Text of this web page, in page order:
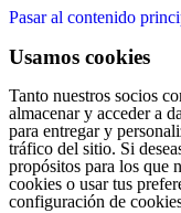
Pasar al contenido
Usamos cookies
Tanto nuestros socios
almacenar y acceder a
para entregar y
tráfico del sitio. Si
propósitos para los que
cookies o usar tus
configuración de